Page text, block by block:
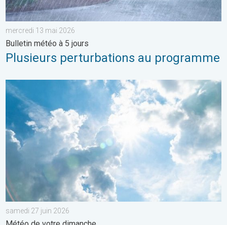
mercredi 13 mai 2026
Bulletin météo à 5 jours
Plusieurs perturbations au programme
Rafraîchissement après les orages ?. Météo de votre
samedi 27 juin 2026